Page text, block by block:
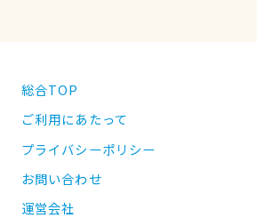
総合TOP
ご利用にあたって
プライバシーポリシー
お問い合わせ
運営会社